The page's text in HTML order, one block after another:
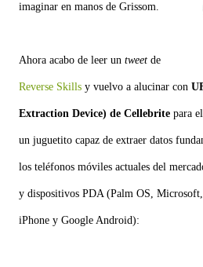
imaginar en manos de Grissom.
Ahora acabo de leer un tweet de
Reverse Skills y vuelvo a alucinar con
Extraction Device) de Cellebrite para
un juguetito capaz de extraer datos
los teléfonos móviles actuales del
y dispositivos PDA (Palm OS,
iPhone y Google Android):